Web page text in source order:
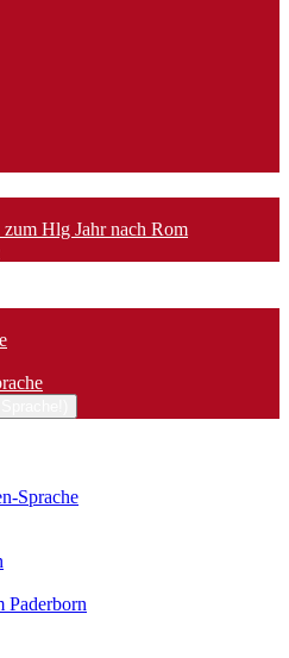
Hlg Jahr nach Rom
Sprache
Paderborn